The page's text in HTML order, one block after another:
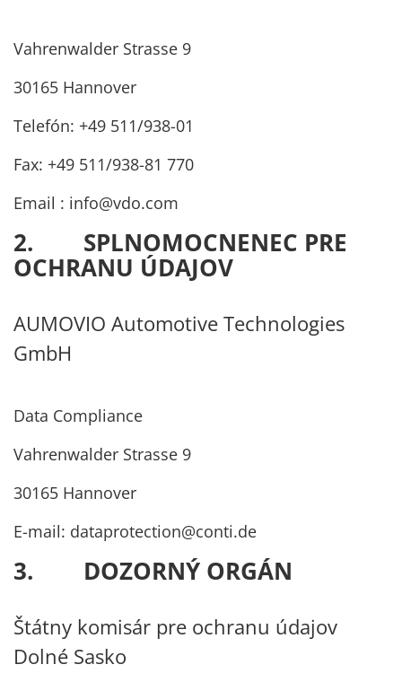
Vahrenwalder Strasse 9
30165 Hannover
Telefón: +49 511/938-01
Fax: +49 511/938-81 770
Email : info@vdo.com
2. SPLNOMOCNENEC PRE
OCHRANU ÚDAJOV
AUMOVIO Automotive Technologies
GmbH
Data Compliance
Vahrenwalder Strasse 9
30165 Hannover
E-mail: dataprotection@conti.de
3. DOZORNÝ ORGÁN
Štátny komisár pre ochranu údajov
Dolné Sasko